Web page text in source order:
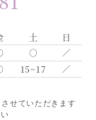
土
日
○
／
15~17
／
せていただきます